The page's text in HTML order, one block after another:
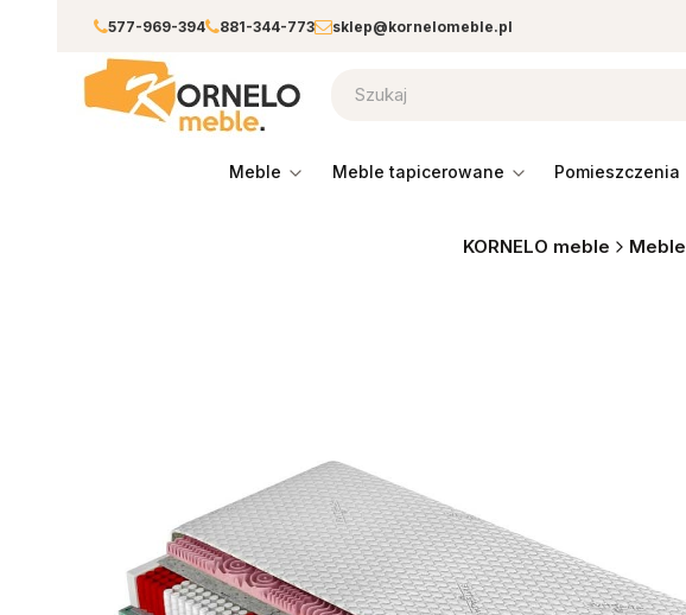
577-969-394 881-344-773 sklep@kornelomeble.pl
meble meble tapicerowane pomieszczenia
KORNELO meble Meble